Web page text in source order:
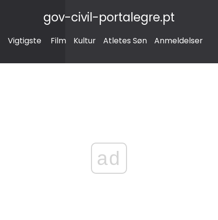
gov-civil-portalegre.pt
Vigtigste Film Kultur Atletes Søn Anmeldelser
ad